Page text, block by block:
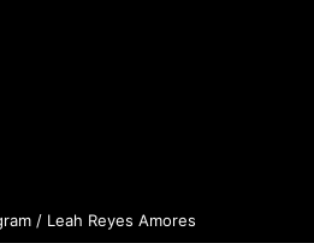
/ Leah Reyes Amores